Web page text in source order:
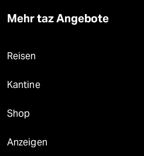
Mehr taz Angebote
Reisen
Kantine
Shop
Anzeigen